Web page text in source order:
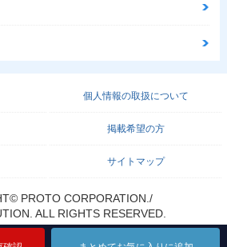
個人情報の取扱について
掲載希望の方
サイトマップ
PROTO CORPORATION./
ALL RIGHTS RESERVED.